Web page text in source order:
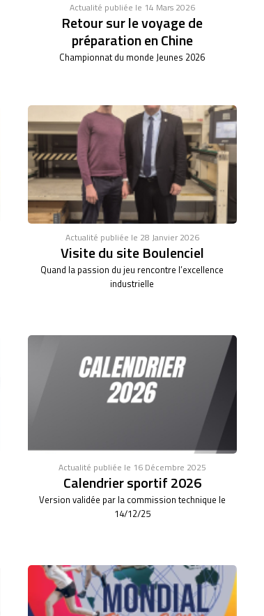
Actualité publiée le 14 Mars 2026
Retour sur le voyage de
préparation en Chine
Championnat du monde Jeunes 2026
Actualité publiée le 28 Janvier 2026
Visite du site Boulenciel
Quand la passion du jeu rencontre l’excellence
industrielle
Actualité publiée le 16 Décembre 2025
Calendrier sportif 2026
Version validée par la commission technique le
14/12/25